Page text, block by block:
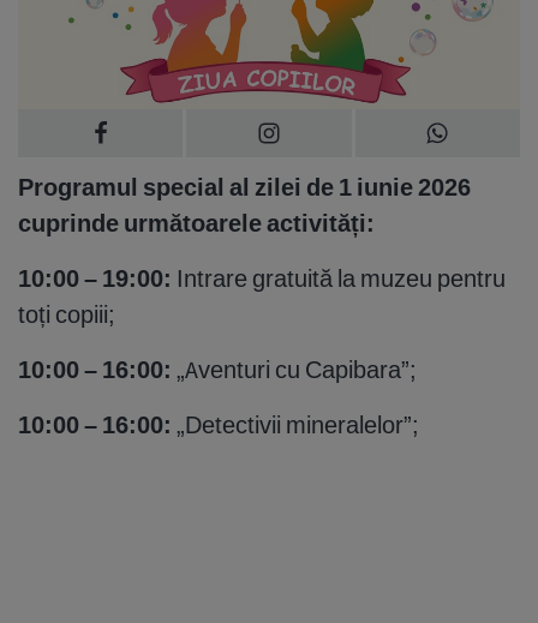
Programul special al zilei de 1 iunie 2026
cuprinde următoarele activități:
10:00 – 19:00: Intrare gratuită la muzeu pentru
toți copiii;
10:00 – 16:00: „Aventuri cu Capibara”;
10:00 – 16:00: „Detectivii mineralelor”;